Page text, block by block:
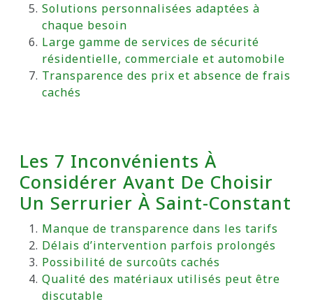
Solutions personnalisées adaptées à
chaque besoin
Large gamme de services de sécurité
résidentielle, commerciale et automobile
Transparence des prix et absence de frais
cachés
Les 7 Inconvénients À
Considérer Avant De Choisir
Un Serrurier À Saint-Constant
Manque de transparence dans les tarifs
Délais d’intervention parfois prolongés
Possibilité de surcoûts cachés
Qualité des matériaux utilisés peut être
discutable